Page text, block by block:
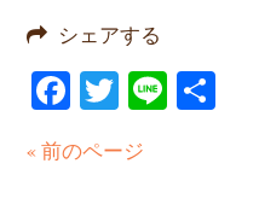
シェアする
Facebook
Twitter
Line
« 前のページ